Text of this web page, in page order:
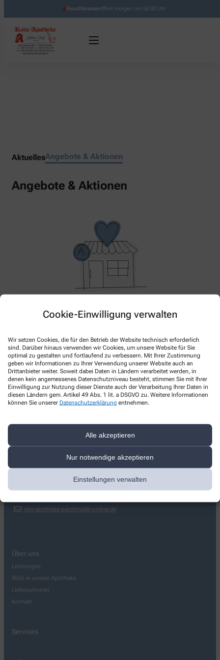
Cookie-Einwilligung verwalten
Wir setzen Cookies, die für den Betrieb der Website technisch erforderlich
sind. Darüber hinaus verwenden wir Cookies, um unsere Website für Sie
optimal zu gestalten und fortlaufend zu verbessern. Mit Ihrer Zustimmung
geben wir Informationen zu Ihrer Verwendung unserer Website auch an
Drittanbieter weiter. Soweit dabei Daten in Ländern verarbeitet werden, in
denen kein angemessenes Datenschutzniveau besteht, stimmen Sie mit Ihrer
Einwilligung zur Nutzung dieser Dienste auch der Verarbeitung Ihrer Daten in
diesen Ländern gem. Artikel 49 Abs. 1 lit. a DSGVO zu. Weitere Informationen
können Sie unserer Datenschutzerklärung entnehmen.
Alle akzeptieren
Nur notwendige akzeptieren
Einstellungen verwalten
Geschlossenöffnet morgen um 08:00 Uhr
AktuellesAngebote & Aktionen
Angebote & Aktionen
Im Moment haben wir keine Aktionen oder Angebote.
Bitte schauen Sie später wieder vorbei!
Kontakt
Rats-Apotheke
rats-apotheke-parchim@t-online.de
Über uns
Leistungen
Blick in unsere Apotheke
Lieferoptionen
Kontakt
Services